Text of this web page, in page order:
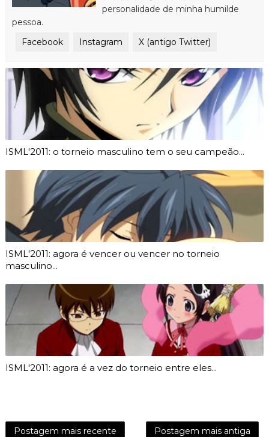
personalidade de minha humilde
pessoa.
Facebook
Instagram X (antigo Twitter)
ISML'2011: o torneio masculino tem o seu campeão...
ISML'2011: agora é vencer ou vencer no torneio
masculino...
ISML'2011: agora é a vez do torneio entre eles...
Postagem mais recente Postagem mais antiga